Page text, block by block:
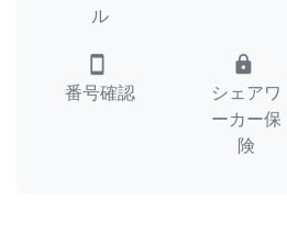
ル
smartphone
番号確認
lock
シェアワ
ーカー保
険